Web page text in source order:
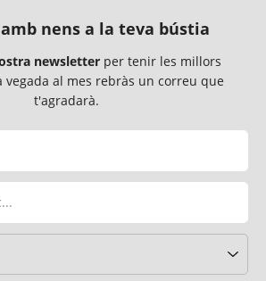
amb nens a la teva bústia
newsletter per tenir les millors
vegada al mes rebràs un correu que
t'agradarà.